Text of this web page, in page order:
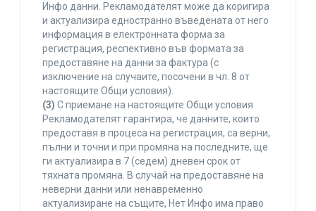
Инфо данни. Рекламодателят може да коригира
и актуализира едностранно въведената от него
информация в електронната форма за
регистрация, респективно във формата за
предоставяне на данни за фактура (с
изключение на случаите, посочени в чл. 8 от
настоящите Общи условия).
(3) С приемане на настоящите Общи условия
Рекламодателят гарантира, че данните, които
предоставя в процеса на регистрация, са верни,
пълни и точни и при промяна на последните, ще
ги актуализира в 7 (седем) дневен срок от
тяхната промяна. В случай на предоставяне на
неверни данни или ненавременно
актуализиране на същите, Нет Инфо има право